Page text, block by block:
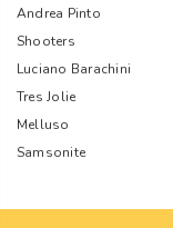
Andrea Pinto
Shooters
Luciano Barachini
Tres Jolie
Melluso
Samsonite